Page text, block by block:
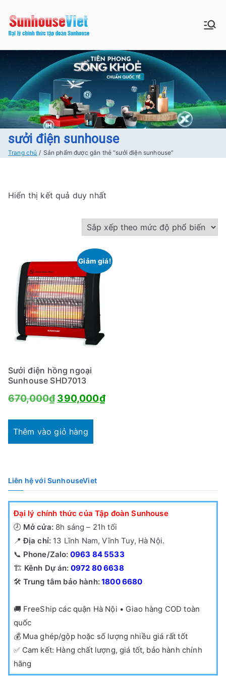
tới
nội
dung
Đồ gia dụng|
Điện gia
dụng|Nhà
bếp|Điện
tại Hà nội
Bán buôn bán lẻ hàng Sunhouse
Hà Nội
sưởi điện sunhouse
Trang chủ Sản phẩm được gắn thẻ “sưởi điện sunhouse”
Hiển thị kết quả duy nhất
Giảm giá!
Sưởi điện hồng ngoại
Sunhouse SHD7013
670,000₫Giá
là:
390,000₫Giá
Thêm vào giỏ hàng
Liên hệ với SunhouseViet
Đại lý chính thức của Tập đoàn Sunhouse
🕗 Mở cửa:8h sáng – 21h tối
📍Địa chỉ: 13 Lĩnh Nam, Vĩnh Tuy, Hà Nội.
📞 Phone/Zalo: 0963 84 5533
🏗️ Kênh Dự án: 0972 80 6638
🛠️ Trung tâm bảo hành:1800 6680
🚚 FreeShip các quận Hà Nội • Giao hàng COD toàn
quốc
💰 Mua ghép/gộp hoặc số lượng nhiều giá rất tốt
✅ Cam kết: Hàng chất lượng, giá tốt, bảo hành chính
hãng